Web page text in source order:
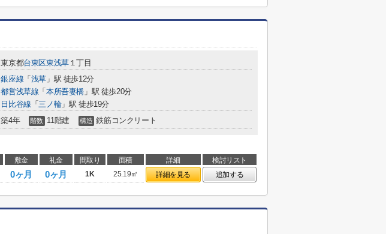
東京都台東区東浅草１丁目
銀座線 「 浅草 」駅 徒歩12分
都営浅草線 「 本所吾妻橋 」駅 徒歩20分
日比谷線 「三ノ輪」駅 徒歩19分
築4年 階数 11階建 構造 鉄筋コンクリート
敷金 礼金 間取り 面積 詳細
検討リスト
0ヶ月 0ヶ月 1K 25.19㎡ 詳細を見る 追加する